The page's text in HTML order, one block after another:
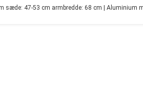
sæde: 47-53 cm armbredde: 68 cm | Aluminium